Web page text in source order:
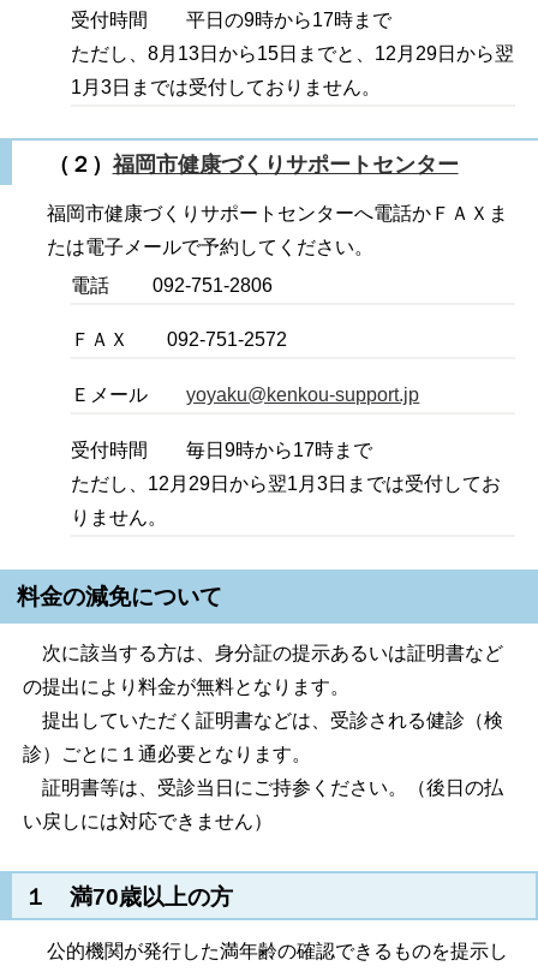
受付時間 平日の9時から17時まで
ただし、8月13日から15日までと、12月29日から翌
1月3日までは受付しておりません。
（２） 福岡市健康づくりサポートセンター
福岡市健康づくりサポートセンターへ電話かＦＡＸま
たは電子メールで予約してください。
電話 092-751-2806
ＦＡＸ 092-751-2572
Ｅメールyoyaku@kenkou-support.jp
受付時間 毎日9時から17時まで
ただし、12月29日から翌1月3日までは受付してお
りません。
料金の減免について
次に該当する方は、身分証の提示あるいは証明書など
の提出により料金が無料となります。
提出していただく証明書などは、受診される健診（検
診）ごとに１通必要となります。
証明書等は、受診当日にご持参ください。（後日の払
い戻しには対応できません）
１ 満70歳以上の方
公的機関が発行した満年齢の確認できるものを提示し